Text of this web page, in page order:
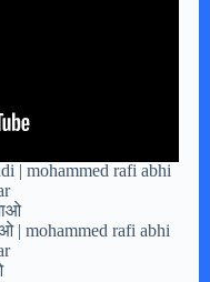
| mohammed rafi abhi
| mohammed rafi abhi